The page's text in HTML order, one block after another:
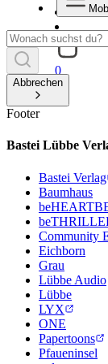
0
Abbrechen
Footer
Bastei Lübbe
Bastei Verlag
Baumhaus
Community
Eichborn
Grau
Lübbe Audio
Lübbe
LYX
ONE
Papertoons
Pfaueninsel